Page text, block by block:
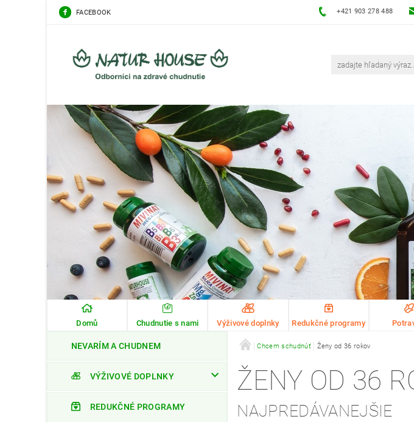
FACEBOOK +421 903 278 488
Domů Chudnutie s nami Výživové doplnky Redukčné programy
NEVARÍM A CHUDNEM
VÝŽIVOVÉ DOPLNKY
REDUKČNÉ PROGRAMY
Chcem schudnúť Ženy od 36 rokov
ŽENY OD 36
NAJPREDÁVANEJŠIE